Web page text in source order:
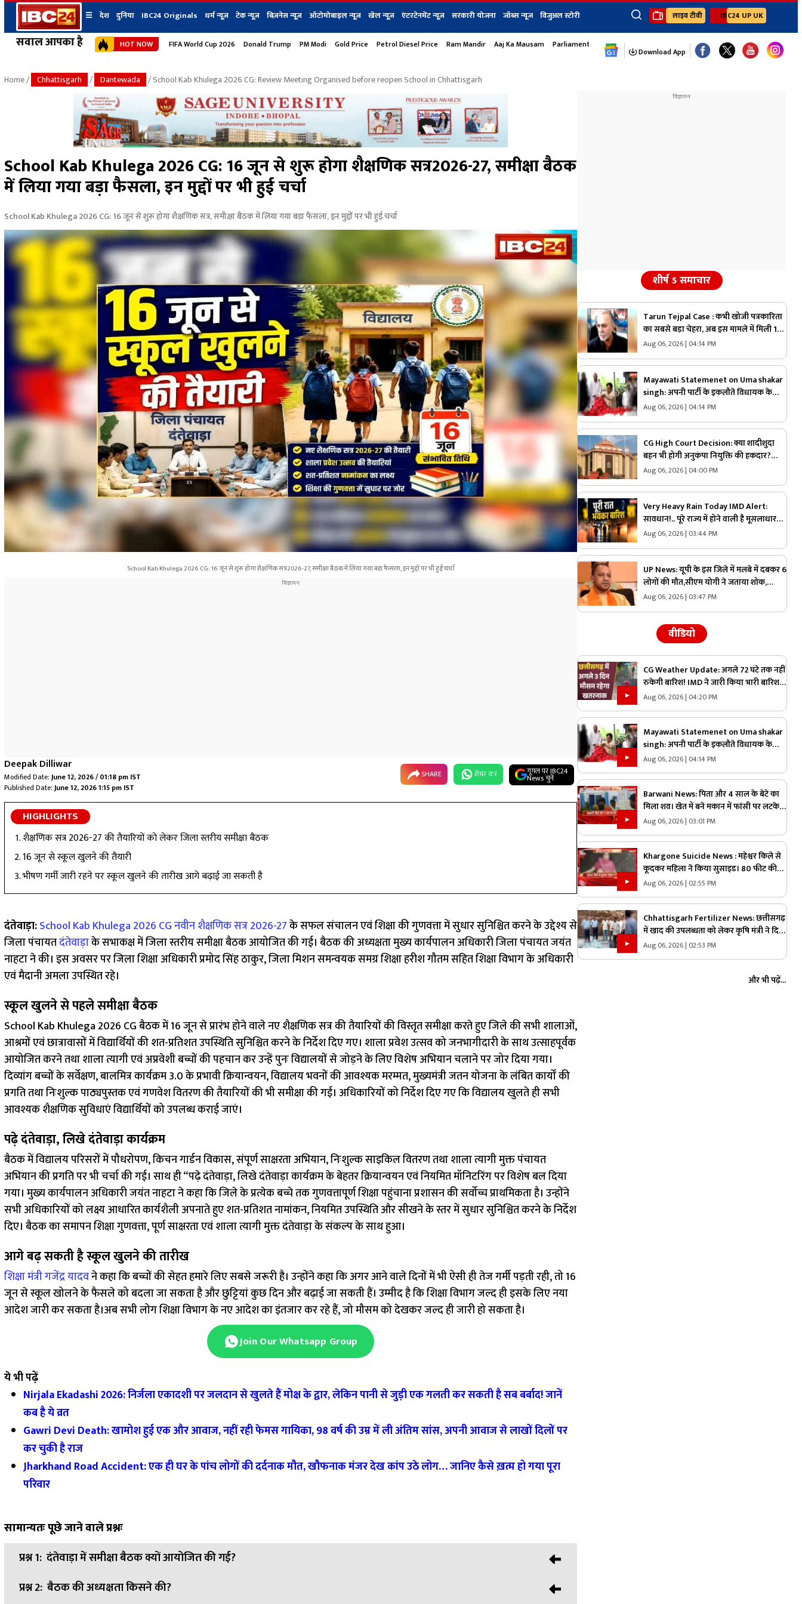
सवाल आपका है
☰ देश दुनिया IBC24 Originals धर्म न्यूज़ टेक न्यूज़ बिज़नेस न्यूज़ ऑटोमोबाइल न्यूज़ खेल न्यूज़ एंटरटेनमेंट न्यूज़ सरकारी योजना जॉब्स न्यूज विजुअल स्टोरी
×
छत्तीसगढ़ न्यूज
उत्तर प्रदेश न्यूज
बिहार न्यूज
उत्तराखंड न्यूज
हिमाचल प्रदेश न्यूज
हरियाणा न्यूज
शहर
भोपाल
जबलपुर
ग्वालियर
रायपुर
दुनिया IBC24 Originals
शेयर बाज़ार गैजेट्स न्यूज
जॉब्स न्यूज Youtube Channels
Ibc24 Jankarwan
लाइव टीवी IBC24 UP UK
HOT NOW FIFA World Cup 2026 Donald Trump PM Modi Gold Price Petrol Diesel Price Ram Mandir Aaj Ka Mausam Parliament Monsoon Session
Download App
Home/ Chhattisgarh / Dantewada / School Kab Khulega 2026 CG: Review Meeting Organised before reopen School in Chhattisgarh
School Kab Khulega 2026 CG: 16 जून से शुरू होगा शैक्षणिक सत्र2026-27, समीक्षा बैठक
में लिया गया बड़ा फैसला, इन मुद्दों पर भी हुई चर्चा
School Kab Khulega 2026 CG: 16 जून से शुरू होगा शैक्षणिक सत्र, समीक्षा बैठक में लिया गया बड़ा फैसला, इन मुद्दों पर भी हुई चर्चा
School Kab Khulega 2026 CG: 16 जून से शुरू होगा शैक्षणिक सत्र2026-27, समीक्षा बैठक में लिया गया बड़ा फैसला, इन मुद्दों पर भी हुई चर्चा
Deepak Dilliwar
Modified Date:June 12, 2026 / 01:18 pm IST
Published Date:June 12, 2026 1:15 pm IST
SHARE शेयर कर गूगल पर IBC24
News चुनें
HIGHLIGHTS
शैक्षणिक सत्र 2026-27 की तैयारियों को लेकर जिला स्तरीय समीक्षा बैठक
16 जून से स्कूल खुलने की तैयारी
भीषण गर्मी जारी रहने पर स्कूल खुलने की तारीख आगे बढ़ाई जा सकती है
दंतेवाड़ा:School Kab Khulega 2026 CGनवीन शैक्षणिक सत्र 2026-27के सफल संचालन एवं शिक्षा की गुणवत्ता में सुधार सुनिश्चित करने के उद्देश्य से
जिला पंचायतदंतेवाड़ाके सभाकक्ष में जिला स्तरीय समीक्षा बैठक आयोजित की गई। बैठक की अध्यक्षता मुख्य कार्यपालन अधिकारी जिला पंचायत जयंत
नाहटा ने की। इस अवसर पर जिला शिक्षा अधिकारी प्रमोद सिंह ठाकुर, जिला मिशन समन्वयक समग्र शिक्षा हरीश गौतम सहित शिक्षा विभाग के अधिकारी
एवं मैदानी अमला उपस्थित रहे।
स्कूल खुलने से पहले समीक्षा बैठक
School Kab Khulega 2026 CG बैठक में 16 जून से प्रारंभ होने वाले नए शैक्षणिक सत्र की तैयारियों की विस्तृत समीक्षा करते हुए जिले की सभी शालाओं,
आश्रमों एवं छात्रावासों में विद्यार्थियों की शत-प्रतिशत उपस्थिति सुनिश्चित करने के निर्देश दिए गए। शाला प्रवेश उत्सव को जनभागीदारी के साथ उत्साहपूर्वक
आयोजित करने तथा शाला त्यागी एवं अप्रवेशी बच्चों की पहचान कर उन्हें पुनः विद्यालयों से जोड़ने के लिए विशेष अभियान चलाने पर जोर दिया गया।
दिव्यांग बच्चों के सर्वेक्षण, बालमित्र कार्यक्रम 3.0 के प्रभावी क्रियान्वयन, विद्यालय भवनों की आवश्यक मरम्मत, मुख्यमंत्री जतन योजना के लंबित कार्यों की
प्रगति तथा निःशुल्क पाठ्यपुस्तक एवं गणवेश वितरण की तैयारियों की भी समीक्षा की गई। अधिकारियों को निर्देश दिए गए कि विद्यालय खुलते ही सभी
आवश्यक शैक्षणिक सुविधाएं विद्यार्थियों को उपलब्ध कराई जाएं।
पढ़े दंतेवाड़ा, लिखे दंतेवाड़ा कार्यक्रम
बैठक में विद्यालय परिसरों में पौधरोपण, किचन गार्डन विकास, संपूर्ण साक्षरता अभियान, निःशुल्क साइकिल वितरण तथा शाला त्यागी मुक्त पंचायत
अभियान की प्रगति पर भी चर्चा की गई। साथ ही “पढ़े दंतेवाड़ा, लिखे दंतेवाड़ा कार्यक्रम के बेहतर क्रियान्वयन एवं नियमित मॉनिटरिंग पर विशेष बल दिया
गया। मुख्य कार्यपालन अधिकारी जयंत नाहटा ने कहा कि जिले के प्रत्येक बच्चे तक गुणवत्तापूर्ण शिक्षा पहुंचाना प्रशासन की सर्वोच्च प्राथमिकता है। उन्होंने
सभी अधिकारियों को लक्ष्य आधारित कार्यशैली अपनाते हुए शत-प्रतिशत नामांकन, नियमित उपस्थिति और सीखने के स्तर में सुधार सुनिश्चित करने के निर्देश
दिए। बैठक का समापन शिक्षा गुणवत्ता, पूर्ण साक्षरता एवं शाला त्यागी मुक्त दंतेवाड़ा के संकल्प के साथ हुआ।
आगे बढ़ सकती है स्कूल खुलने की तारीख
शिक्षा मंत्री गजेंद्र यादवने कहा कि बच्चों की सेहत हमारे लिए सबसे जरूरी है। उन्होंने कहा कि अगर आने वाले दिनों में भी ऐसी ही तेज गर्मी पड़ती रही, तो 16
जून से स्कूल खोलने के फैसले को बदला जा सकता है और छुट्टियां कुछ दिन और बढ़ाई जा सकती हैं। उम्मीद है कि शिक्षा विभाग जल्द ही इसके लिए नया
आदेश जारी कर सकता है।अब सभी लोग शिक्षा विभाग के नए आदेश का इंतजार कर रहे हैं, जो मौसम को देखकर जल्द ही जारी हो सकता है।
Join Our Whatsapp Group
ये भी पढ़ें
Nirjala Ekadashi 2026: निर्जला एकादशी पर जलदान से खुलते हैं मोक्ष के द्वार, लेकिन पानी से जुड़ी एक गलती कर सकती है सब बर्बाद! जानें
कब है ये व्रत
Gawri Devi Death: खामोश हुई एक और आवाज, नहीं रही फेमस गायिका, 98 वर्ष की उम्र में ली अंतिम सांस, अपनी आवाज से लाखों दिलों पर
कर चुकी है राज
Jharkhand Road Accident: एक ही घर के पांच लोगों की दर्दनाक मौत, खौफनाक मंजर देख कांप उठे लोग… जानिए कैसे ख़त्म हो गया पूरा
परिवार
सामान्यतः पूछे जाने वाले प्रश्नः
प्रश्न 1: दंतेवाड़ा में समीक्षा बैठक क्यों आयोजित की गई?
उत्तर:नए शैक्षणिक सत्र 2026-27 के सफल संचालन और शिक्षा की गुणवत्ता में सुधार सुनिश्चित करने के लिए जिला स्तरीय समीक्षा बैठक आयोजित की गई।
प्रश्न 2: बैठक की अध्यक्षता किसने की?
शीर्ष 5 समाचार
Tarun Tejpal Case : कभी खोजी पत्रकारिता
का सबसे बड़ा चेहरा, अब इस मामले में मिली 10
साल की सजा ,जानिए तरुण तेजपाल की कहानी
Aug 06, 2026 | 04:14 PM
Mayawati Statemenet on Uma shakar
singh: अपनी पार्टी के इकलौते विधायक के
निधन पर मायावती ग़मगीन.. कहा, “वे मुझे अपनी
विश्वासघात”.. आप भी सुनें
Aug 06, 2026 | 04:14 PM
CG High Court Decision: क्या शादीशुदा
बहन भी होगी अनुकंपा नियुक्ति की हकदार?
छत्तीसगढ़ HC ने सुनाया बड़ा फैसला, राज्य
Aug 06, 2026 | 04:00 PM
Very Heavy Rain Today IMD Alert:
सावधान!.. पूरे राज्य में होने वाली है मूसलाधार
बारिश, मौसम विभाग ने इन जिलों के लिए जारी
Aug 06, 2026 | 03:44 PM
UP News: यूपी के इस जिले में मलबे में दबकर 6
लोगों की मौत,सीएम योगी ने जताया शोक,
अफसरों को दिए ये निर्देश
Aug 06, 2026 | 03:47 PM
वीडियो
CG Weather Update: अगले 72 घंटे तक नहीं
रुकेगी बारिश! IMD ने जारी किया भारी बारिश
का अलर्ट
Aug 06, 2026 | 04:20 PM
Mayawati Statemenet on Uma shakar
singh: अपनी पार्टी के इकलौते विधायक के
निधन पर मायावती ग़मगीन.. कहा, “वे मुझे अपनी
सगी बहन मानते थे, कभी नहीं किया
विश्वासघात”.. आप भी सुनें
Aug 06, 2026 | 04:14 PM
Barwani News: पिता और 4 साल के बेटे का
मिला शव। खेत में बने मकान में फांसी पर लटके
मिले शव
Aug 06, 2026 | 03:01 PM
Khargone Suicide News : महेश्वर किले से
कूदकर महिला ने किया सुसाइड। 80 फीट की
ऊंचाई से अहिल्या घाट पर कूदी महिला
Aug 06, 2026 | 02:55 PM
Chhattisgarh Fertilizer News: छत्तीसगढ़
में खाद की उपलब्धता को लेकर कृषि मंत्री ने दिया
बड़ा अपडेट, अधिकारियों को दिए ये निर्देश,
कहा- कालाबाजारी बर्दाश्त नहीं होगी
Aug 06, 2026 | 02:53 PM
और भी पढ़ें...